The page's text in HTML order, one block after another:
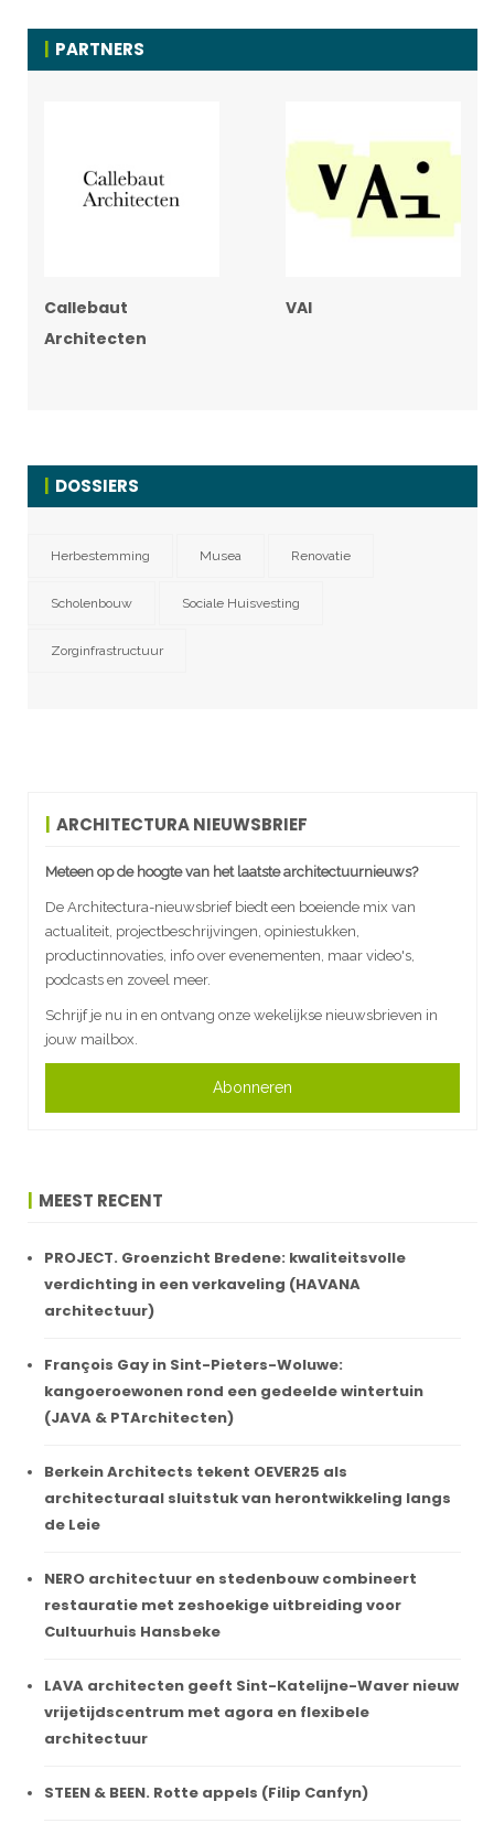
PARTNERS
Callebaut
Architecten
VAI
DOSSIERS
Herbestemming Musea Renovatie
Scholenbouw Sociale Huisvesting
Zorginfrastructuur
ARCHITECTURA NIEUWSBRIEF
Meteen op de hoogte van het laatste architectuurnieuws?
De Architectura-nieuwsbrief biedt een boeiende mix van
actualiteit, projectbeschrijvingen, opiniestukken,
productinnovaties, info over evenementen, maar video's,
podcasts en zoveel meer.
Schrijf je nu in en ontvang onze wekelijkse nieuwsbrieven in
jouw mailbox.
Abonneren
MEEST RECENT
PROJECT. Groenzicht Bredene: kwaliteitsvolle
verdichting in een verkaveling (HAVANA
architectuur)
François Gay in Sint-Pieters-Woluwe:
kangoeroewonen rond een gedeelde wintertuin
(JAVA & PTArchitecten)
Berkein Architects tekent OEVER25 als
architecturaal sluitstuk van herontwikkeling langs
de Leie
NERO architectuur en stedenbouw combineert
restauratie met zeshoekige uitbreiding voor
Cultuurhuis Hansbeke
LAVA architecten geeft Sint-Katelijne-Waver nieuw
vrijetijdscentrum met agora en flexibele
architectuur
STEEN & BEEN. Rotte appels (Filip Canfyn)